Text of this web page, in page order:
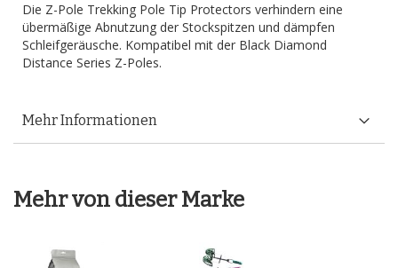
Die Z-Pole Trekking Pole Tip Protectors verhindern eine
übermäßige Abnutzung der Stockspitzen und dämpfen
Schleifgeräusche. Kompatibel mit der Black Diamond
Distance Series Z-Poles.
Mehr Informationen
Mehr von dieser Marke